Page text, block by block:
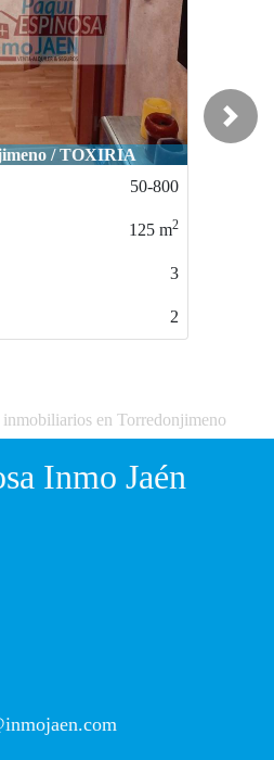
/ TOXIRIA
50-800
2
/ TORREDONJIMENO
Next
en Torredonjimeno
Inmo Jaén